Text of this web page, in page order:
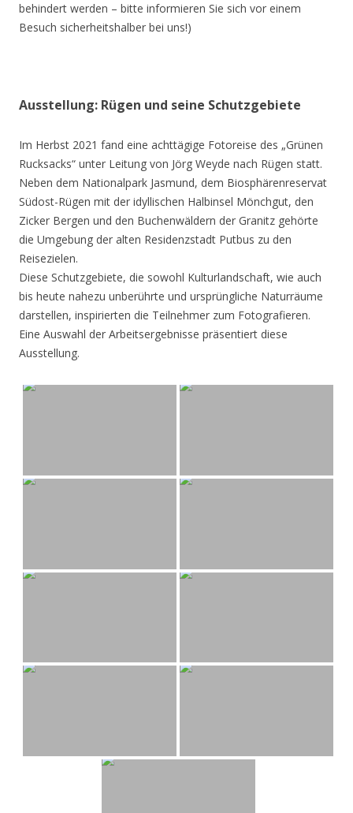
behindert werden – bitte informieren Sie sich vor einem
Besuch sicherheitshalber bei uns!)
Ausstellung: Rügen und seine Schutzgebiete
Im Herbst 2021 fand eine achttägige Fotoreise des „Grünen
Rucksacks“ unter Leitung von Jörg Weyde nach Rügen statt.
Neben dem Nationalpark Jasmund, dem Biosphärenreservat
Südost-Rügen mit der idyllischen Halbinsel Mönchgut, den
Zicker Bergen und den Buchenwäldern der Granitz gehörte
die Umgebung der alten Residenzstadt Putbus zu den
Reisezielen.
Diese Schutzgebiete, die sowohl Kulturlandschaft, wie auch
bis heute nahezu unberührte und ursprüngliche Naturräume
darstellen, inspirierten die Teilnehmer zum Fotografieren.
Eine Auswahl der Arbeitsergebnisse präsentiert diese
Ausstellung.